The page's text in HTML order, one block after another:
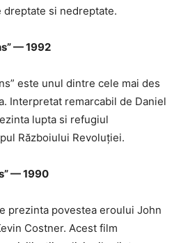
si nedreptate.
— 1992
este unul dintre cele mai des
Interpretat remarcabil de Daniel
lupta si refugiul
Războiului Revoluției.
— 1990
prezinta povestea eroului John
Costner. Acest film